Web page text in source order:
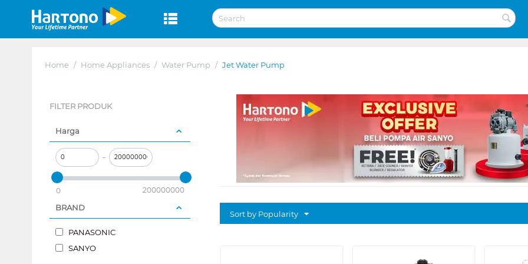
Home / Home Appliances / Water Pump / Jet Water Pump
FILTER PRODUK
Harga
–
0 200000000
BRAND
PANASONIC
SANYO
Sort by Popularity